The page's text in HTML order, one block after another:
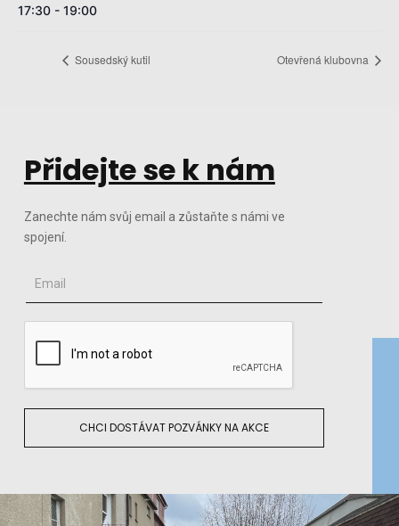
17:30 - 19:00
Sousedský kutil Otevřená klubovna
Přidejte se k nám
Zanechte nám svůj email a zůstaňte s námi ve
spojení.
CHCI DOSTÁVAT POZVÁNKY NA AKCE